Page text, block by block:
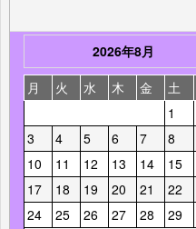
2026年8月
月
火 水 木 金 土
1
3
4 5 6 7 8
10
11 12 13 14 15
17
18 19 20 21 22
24
25 26 27 28 29